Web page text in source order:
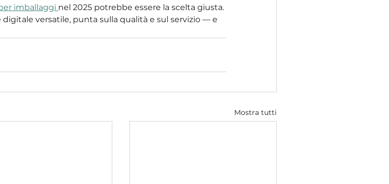
imballaggi nel 2025 potrebbe essere la scelta giusta.
versatile, punta sulla qualità e sul servizio — e
Mostra tutti